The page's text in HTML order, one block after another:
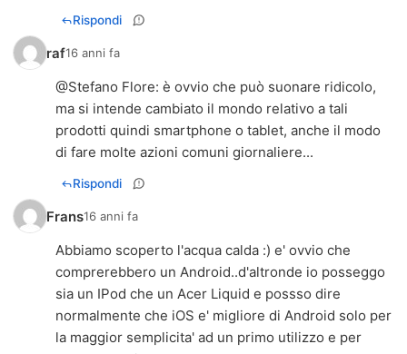
Rispondi
raf16 anni fa
@Stefano Flore: è ovvio che può suonare ridicolo,
ma si intende cambiato il mondo relativo a tali
prodotti quindi smartphone o tablet, anche il modo
di fare molte azioni comuni giornaliere...
Rispondi
Frans16 anni fa
Abbiamo scoperto l'acqua calda :) e' ovvio che
comprerebbero un Android..d'altronde io posseggo
sia un IPod che un Acer Liquid e possso dire
normalmente che iOS e' migliore di Android solo per
la maggior semplicita' ad un primo utilizzo e per